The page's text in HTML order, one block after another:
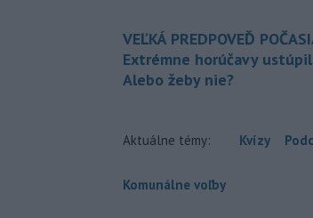
VEĽKÁ PREDPOVEĎ
Extrémne horúčavy
Alebo žeby nie?
Aktuálne témy: Kvízy
Komunálne voľby